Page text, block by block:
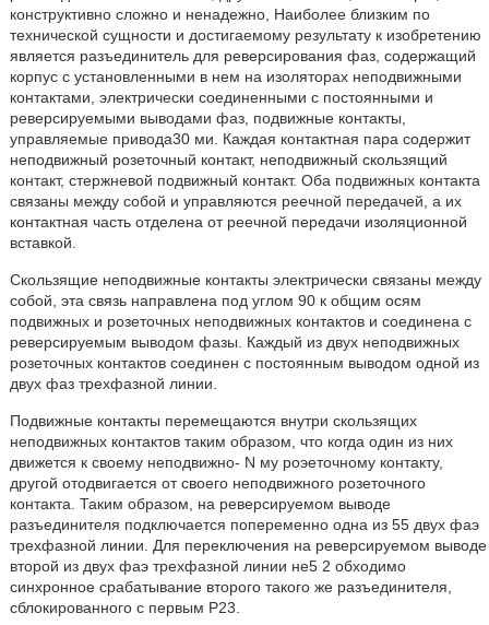
конструктивно сложно и ненадежно, Наиболее близким по
технической сущности и достигаемому результату к изобретению
является разъединитель для реверсирования фаз, содержащий
корпус с установленными в нем на изоляторах неподвижными
контактами, электрически соединенными с постоянными и
реверсируемыми выводами фаз, подвижные контакты,
управляемые привода30 ми. Каждая контактная пара содержит
неподвижный розеточный контакт, неподвижный скользящий
контакт, стержневой подвижный контакт. Оба подвижных контакта
связаны между собой и управляются реечной передачей, а их
контактная часть отделена от реечной передачи изоляционной
вставкой.
Скользящие неподвижные контакты электрически связаны между
собой, эта связь направлена под углом 90 к общим осям
подвижных и розеточных неподвижных контактов и соединена с
реверсируемым выводом фазы. Каждый из двух неподвижных
розеточных контактов соединен с постоянным выводом одной из
двух фаз трехфазной линии.
Подвижные контакты перемещаются внутри скользящих
неподвижных контактов таким образом, что когда один из них
движется к своему неподвижно- N му роэеточному контакту,
другой отодвигается от своего неподвижного розеточного
контакта. Таким образом, на реверсируемом выводе
разъединителя подключается попеременно одна из 55 двух фаэ
трехфазной линии. Для переключения на реверсируемом выводе
второй из двух фаэ трехфазной линии не5 2 обходимо
синхронное срабатывание второго такого же разъединителя,
сблокированного с первым Р23.